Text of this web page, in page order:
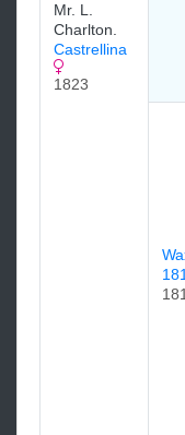
Mr. L.
Charlton.
Castrellina
1823